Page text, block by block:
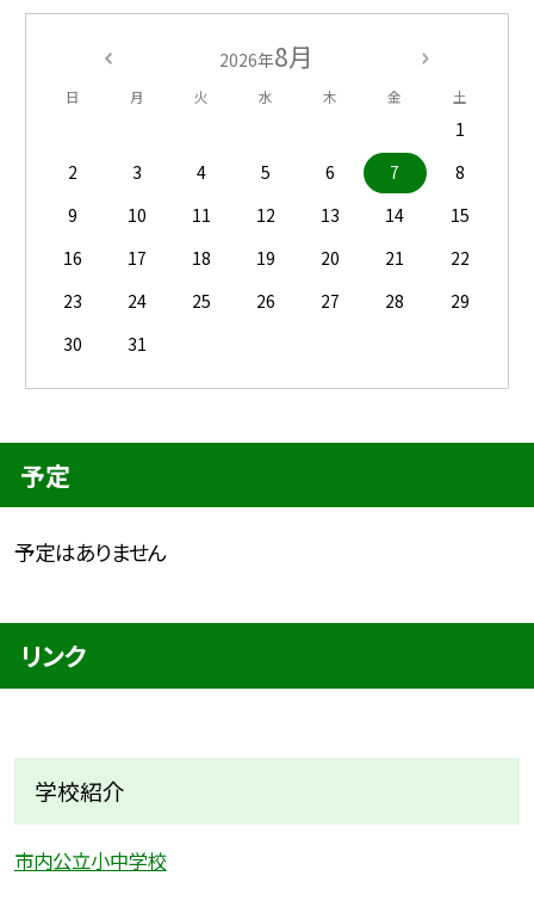
2026年8月
日 月 火 水 木 金 土
1
2
3 4 5 6 7
8
9
10 11 12 13 14
15
16
17 18 19 20 21
22
23
24 25 26 27 28
29
30
31
予定
予定はありません
リンク
学校紹介
市内公立小中学校